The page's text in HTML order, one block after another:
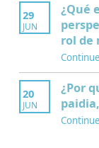
29
JUN
¿Qué
rol de
20
JUN
¿Por